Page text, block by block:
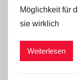
Möglichkeit für
sie wirklich
Weiterlesen